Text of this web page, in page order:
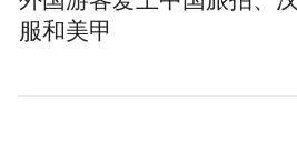
服和美甲